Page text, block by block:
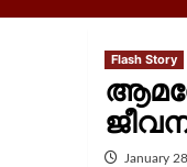
Flash Story
January